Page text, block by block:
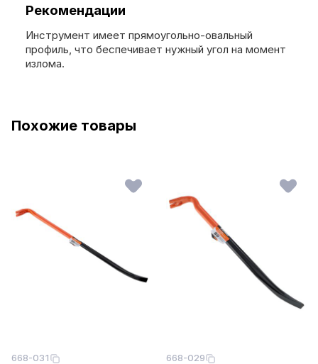
Рекомендации
Инструмент имеет прямоугольно-овальный
профиль, что беспечивает нужный угол на момент
излома.
Похожие товары
668-031 668-029